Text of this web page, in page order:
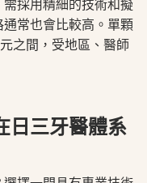
採用精細的技術和擬
常也會比較高。單顆
之間，受地區、醫師
三牙醫體系